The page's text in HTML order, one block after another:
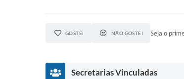
GOSTEI NÃO GOSTEI Seja o
Secretarias Vinculadas